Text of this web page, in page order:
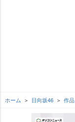
ホーム 日向坂46 作品